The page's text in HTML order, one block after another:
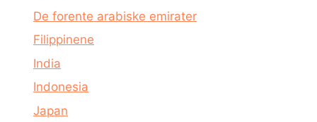
De forente arabiske emirater
Filippinene
India
Indonesia
Japan